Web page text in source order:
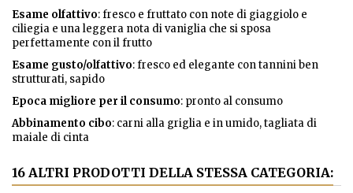
Esame olfattivo: fresco e fruttato con note di giaggiolo e
ciliegia e una leggera nota di vaniglia che si sposa
perfettamente con il frutto
Esame gusto/olfattivo: fresco ed elegante con tannini ben
strutturati, sapido
Epoca migliore per il consumo: pronto al consumo
Abbinamento cibo: carni alla griglia e in umido, tagliata di
maiale di cinta
16 ALTRI PRODOTTI DELLA STESSA CATEGORIA: